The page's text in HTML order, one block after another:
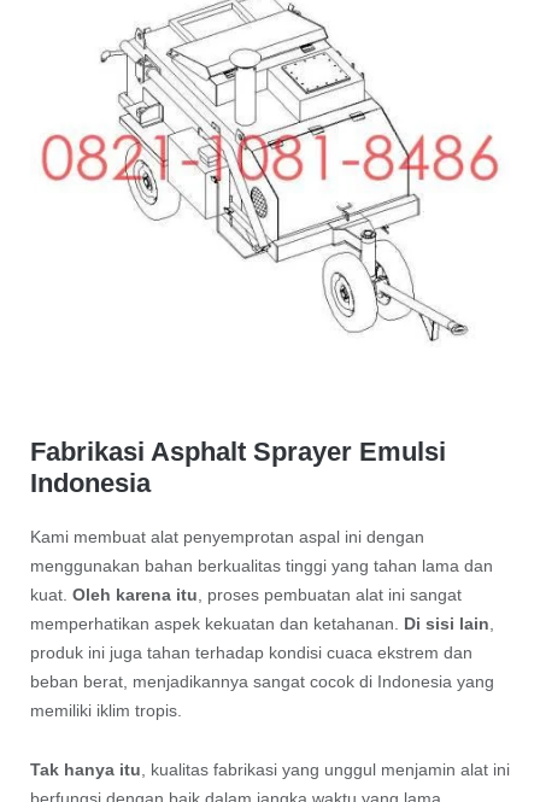
Fabrikasi Asphalt Sprayer Emulsi
Indonesia
Kami membuat alat penyemprotan aspal ini dengan
menggunakan bahan berkualitas tinggi yang tahan lama dan
kuat. Oleh karena itu, proses pembuatan alat ini sangat
memperhatikan aspek kekuatan dan ketahanan. Di sisi lain,
produk ini juga tahan terhadap kondisi cuaca ekstrem dan
beban berat, menjadikannya sangat cocok di Indonesia yang
memiliki iklim tropis.
Tak hanya itu, kualitas fabrikasi yang unggul menjamin alat ini